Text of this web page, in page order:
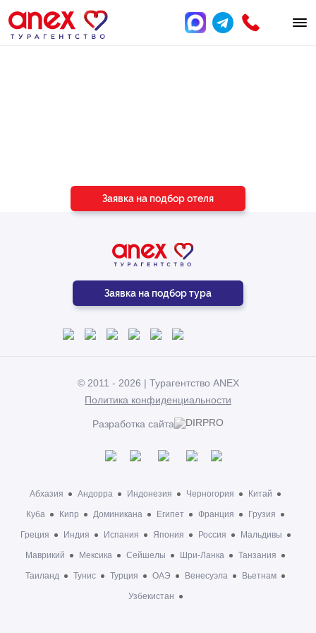
Заявка на подбор отеля
Заявка на подбор тура
© 2011 - 2026 | Турагентство ANEX
Политика конфиденциальности
Разработка сайта
Абхазия Андорра Индонезия Черногория Китай
Куба Кипр Доминикана Египет Франция Грузия
Греция Индия Испания Япония Россия Мальдивы
Маврикий Мексика Сейшелы Шри-Ланка Танзания
Таиланд Тунис Турция ОАЭ Венесуэла Вьетнам
Узбекистан